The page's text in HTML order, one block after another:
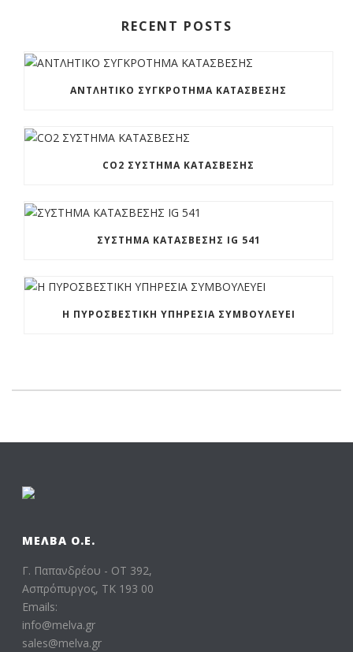
RECENT POSTS
ΑΝΤΛΗΤΙΚΟ ΣΥΓΚΡΟΤΗΜΑ ΚΑΤΑΣΒΕΣΗΣ
CO2 ΣΥΣΤΗΜΑ ΚΑΤΑΣΒΕΣΗΣ
ΣΥΣΤΗΜΑ ΚΑΤΑΣΒΕΣΗΣ IG 541
Η ΠΥΡΟΣΒΕΣΤΙΚΗ ΥΠΗΡΕΣΙΑ ΣΥΜΒΟΥΛΕΥΕΙ
ΜΕΛΒΑ Ο.Ε.
Γ. Παπανδρέου - ΟΤ 392,
Ασπρόπυργος, ΤΚ 193 00
Emails:
info@melva.gr
sales@melva.gr